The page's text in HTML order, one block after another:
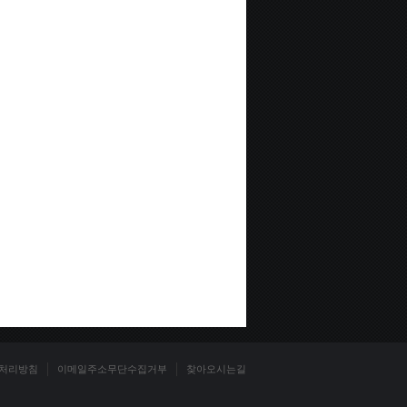
리방침 이메일주소무단수집거부 찾아오시는길